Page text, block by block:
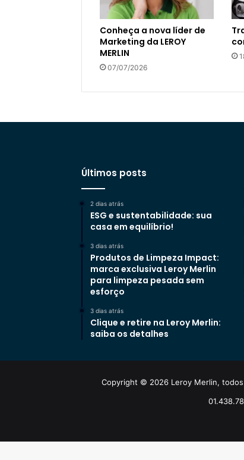
Conheça a nova líder de
Marketing da LEROY
MERLIN
07/07/2026
Últimos posts
2 dias atrás
ESG e sustentabilidade: sua
casa em equilíbrio!
3 dias atrás
Produtos de Limpeza Impact:
marca exclusiva Leroy Merlin
para limpeza pesada sem
esforço
3 dias atrás
Clique e retire na Leroy Merlin:
saiba os detalhes
Copyright © 2026 Leroy Merlin, todos